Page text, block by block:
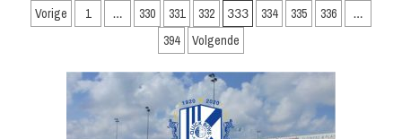
Berichten
Vorige 1 … 330 331 332 333 334 335 336 …
394 Volgende